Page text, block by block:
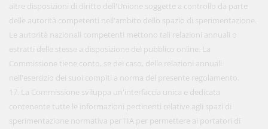
altre disposizioni di diritto dell'Unione soggette a controllo da parte
delle autorità competenti nell'ambito dello spazio di sperimentazione.
Le autorità nazionali competenti mettono tali relazioni annuali o
estratti delle stesse a disposizione del pubblico online. La
Commissione tiene conto, se del caso, delle relazioni annuali
nell'esercizio dei suoi compiti a norma del presente regolamento.
17. La Commissione sviluppa un'interfaccia unica e dedicata
contenente tutte le informazioni pertinenti relative agli spazi di
sperimentazione normativa per l'IA per permettere ai portatori di